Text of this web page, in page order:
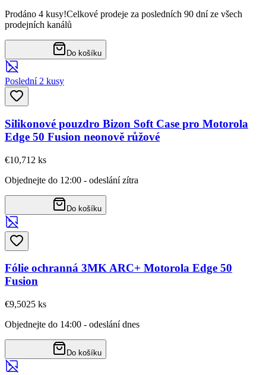
Prodáno 4 kusy!Celkové prodeje za posledních 90 dní ze všech
prodejních kanálů
Do košíku
Poslední 2 kusy
Silikonové pouzdro Bizon Soft Case pro Motorola
Edge 50 Fusion neonově růžové
€10,71 2 ks
Objednejte do 12:00 - odeslání zítra
Do košíku
Fólie ochranná 3MK ARC+ Motorola Edge 50
Fusion
€9,5025 ks
Objednejte do 14:00 - odeslání dnes
Do košíku